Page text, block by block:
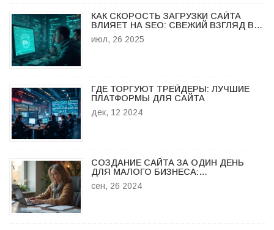
КАК СКОРОСТЬ ЗАГРУЗКИ САЙТА
ВЛИЯЕТ НА SEO: СВЕЖИЙ ВЗГЛЯД В
2025 ГОДУ
июл, 26 2025
ГДЕ ТОРГУЮТ ТРЕЙДЕРЫ: ЛУЧШИЕ
ПЛАТФОРМЫ ДЛЯ САЙТА
дек, 12 2024
СОЗДАНИЕ САЙТА ЗА ОДИН ДЕНЬ
ДЛЯ МАЛОГО БИЗНЕСА:
РУКОВОДСТВО ПО БЫСТРОМУ
ЗАПУСКУ
сен, 26 2024